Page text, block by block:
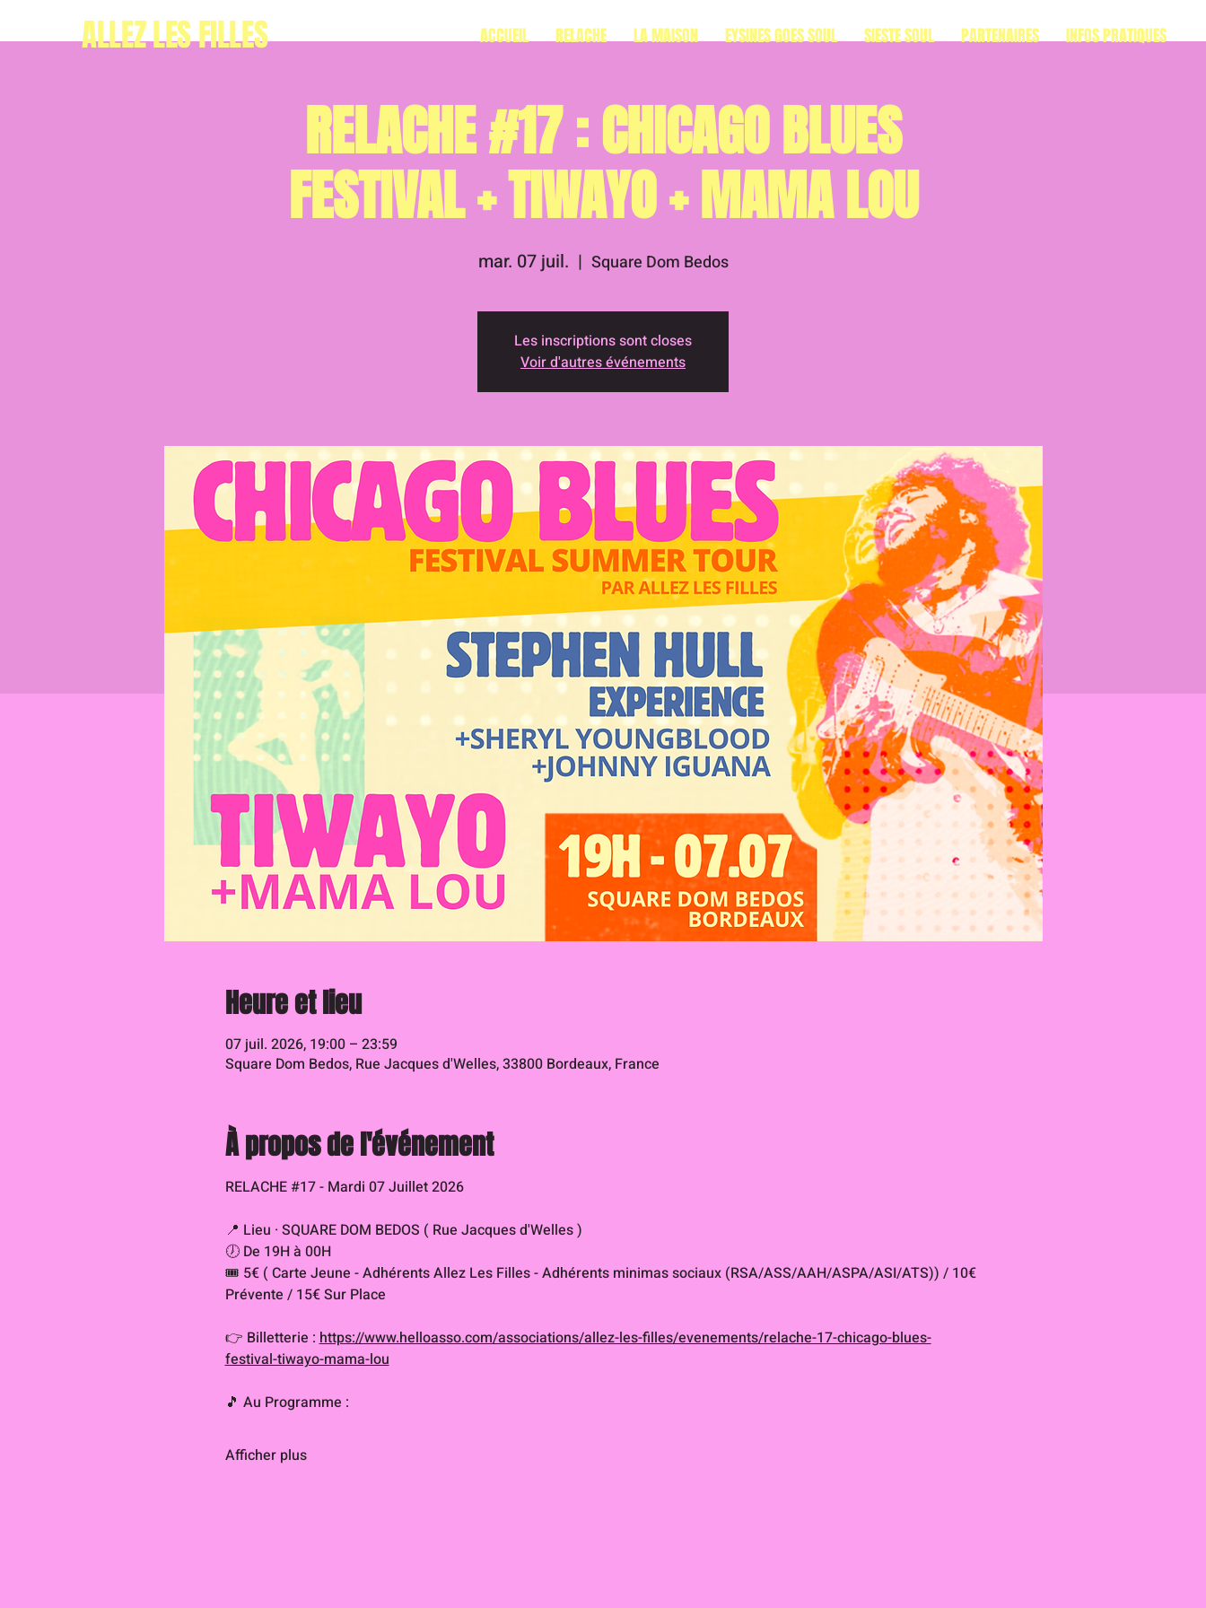
ALLEZ LES FILLES ACCUEIL RELACHE LA MAISON EYSINES GOES SOUL SIESTE SOUL PARTENAIRES INFOS PRATIQUES
RELACHE #17 : CHICAGO BLUES
FESTIVAL + TIWAYO + MAMA LOU
mar. 07 juil.
  |
Square Dom Bedos
Les inscriptions sont closes
Voir d'autres événements
Heure et lieu
07 juil. 2026, 19:00 – 23:59
Square Dom Bedos, Rue Jacques d'Welles, 33800 Bordeaux, France
À propos de l'événement
RELACHE #17 - Mardi 07 Juillet 2026
📍 Lieu · SQUARE DOM BEDOS ( Rue Jacques d'Welles )
🕖 De 19H à 00H
🎟 5€ ( Carte Jeune - Adhérents Allez Les Filles - Adhérents minimas sociaux (RSA/ASS/AAH/ASPA/ASI/ATS)) / 10€
Prévente / 15€ Sur Place
👉 Billetterie : https://www.helloasso.com/associations/allez-les-filles/evenements/relache-17-chicago-blues-
festival-tiwayo-mama-lou
🎵 Au Programme :
Afficher plus